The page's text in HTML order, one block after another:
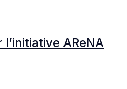
AReNA